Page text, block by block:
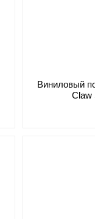
Виниловый
Claw